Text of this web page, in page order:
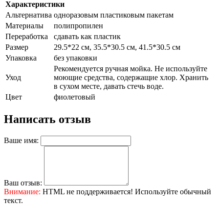
Характеристики
Альтернатива одноразовым пластиковым пакетам
Материалы
полипропилен
Переработка
сдавать как пластик
Размер
29.5*22 см, 35.5*30.5 см, 41.5*30.5 см
Упаковка
без упаковки
Уход
Рекомендуется ручная мойка. Не используйте
моющие средства, содержащие хлор. Хранить
в сухом месте, давать стечь воде.
Цвет
фиолетовый
Написать отзыв
Ваше имя:
Ваш отзыв:
Внимание: HTML не поддерживается! Используйте обычный
текст.